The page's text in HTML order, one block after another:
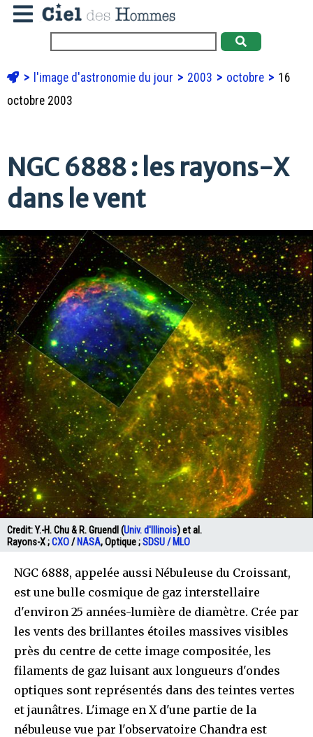
l'image d'astronomie du jour 2003 octobre
16
octobre 2003
NGC 6888 : les rayons-X
dans le vent
Credit:Y.-H. Chu & R. Gruendl (Univ. d'Illinois) et al.
Rayons-X ;CXO/ NASA, Optique ;SDSU / MLO
NGC 6888, appelée aussi Nébuleuse du Croissant,
est une bulle cosmique de gaz interstellaire
d'environ 25 années-lumière de diamètre. Crée par
les vents des brillantes étoiles massives visibles
près du centre de cette image compositée, les
filaments de gaz luisant aux longueurs d'ondes
optiques sont représentés dans des teintes vertes
et jaunâtres. L'image en X d'une partie de la
nébuleuse vue par l'observatoire Chandra est